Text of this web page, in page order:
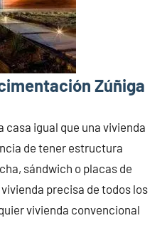
Zúñiga
casa igual que una vivienda
de tener estructura
sándwich o placas de
precisa de todos los
vivienda convencional